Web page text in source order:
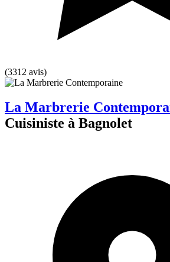
(3312 avis)
La Marbrerie
Cuisiniste à Bagnolet